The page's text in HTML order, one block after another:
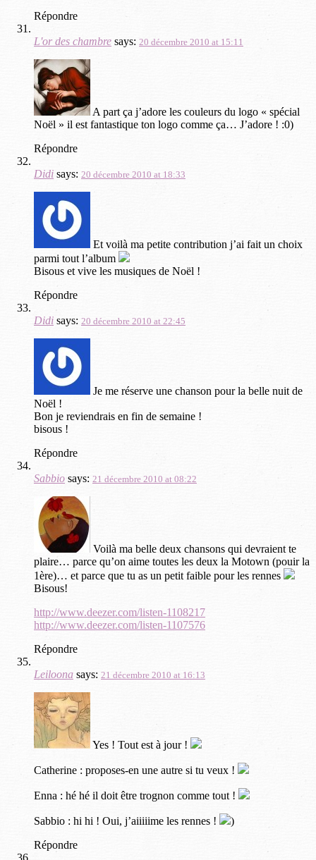
Répondre
L'or des chambre says: 20 décembre 2010 at 15:11
A part ça j’adore les couleurs du logo « spécial
Noël » il est fantastique ton logo comme ça… J’adore ! :0)
Répondre
Didi says: 20 décembre 2010 at 18:33
Et voilà ma petite contribution j’ai fait un choix
parmi tout l’album
Bisous et vive les musiques de Noël !
Répondre
Didi says: 20 décembre 2010 at 22:45
Je me réserve une chanson pour la belle nuit de
Noël !
Bon je reviendrais en fin de semaine !
bisous !
Répondre
Sabbio says: 21 décembre 2010 at 08:22
Voilà ma belle deux chansons qui devraient te
plaire… parce qu’on aime toutes les deux la Motown (pouir la
1ère)… et parce que tu as un petit faible pour les rennes
Bisous!
http://www.deezer.com/listen-1108217
http://www.deezer.com/listen-1107576
Répondre
Leiloona says: 21 décembre 2010 at 16:13
Yes ! Tout est à jour !
Catherine : proposes-en une autre si tu veux !
Enna : hé hé il doit être trognon comme tout !
Sabbio : hi hi ! Oui, j’aiiiiime les rennes !
)
Répondre